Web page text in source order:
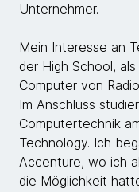
Unternehmer.
Mein Interesse an
der High School,
Computer von
Im Anschluss
Computertechnik
Technology. Ich
Accenture, wo ich
die Möglichkeit